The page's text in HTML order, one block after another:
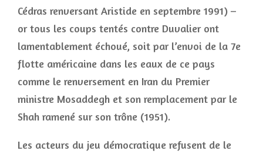
Cédras renversant Aristide en septembre 1991) –
or tous les coups tentés contre Duvalier ont
lamentablement échoué, soit par l’envoi de la 7e
flotte américaine dans les eaux de ce pays
comme le renversement en Iran du Premier
ministre Mosaddegh et son remplacement par le
Shah ramené sur son trône (1951).
Les acteurs du jeu démocratique refusent de le